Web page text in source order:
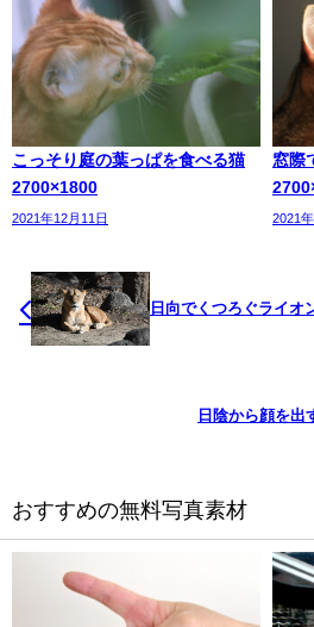
こっそり庭の葉っぱを食べる猫
2700×1800
2021年12月11日
窓際
2021
日向でくつろぐライオ
日陰から顔を出
おすすめの無料写真素材